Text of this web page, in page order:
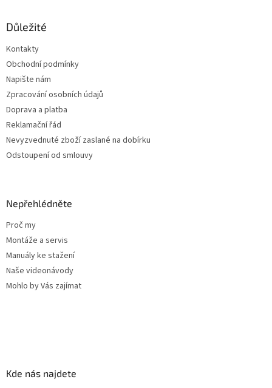
p
i
Důležité
Kontakty
Obchodní podmínky
Napište nám
Zpracování osobních údajů
Doprava a platba
Reklamační řád
Nevyzvednuté zboží zaslané na dobírku
Odstoupení od smlouvy
Nepřehlédněte
Proč my
Montáže a servis
Manuály ke stažení
Naše videonávody
Mohlo by Vás zajímat
Kde nás najdete